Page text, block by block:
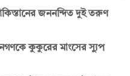
জননন্দিত দুই তরুণ
কুকুরের মাংসের স্যুপ